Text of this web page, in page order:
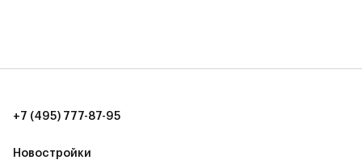
Новостройки
+7 (495) 777-87-95